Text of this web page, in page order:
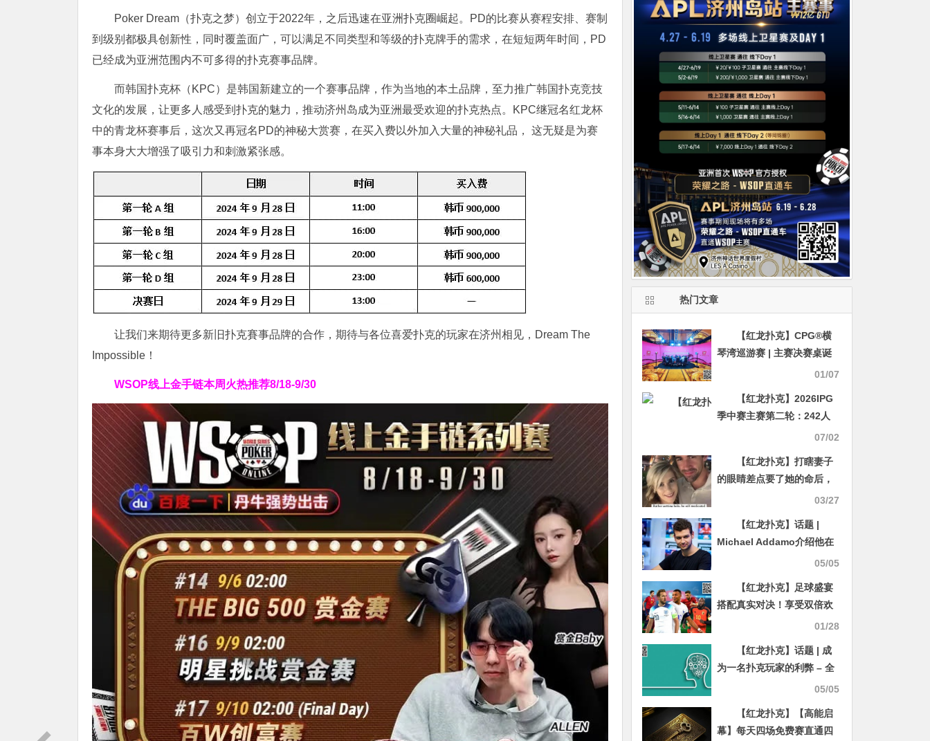
Poker Dream（扑克之梦）创立于2022年，之后迅速在亚洲扑克圈崛起。PD的比赛从赛程安排、赛制
到级别都极具创新性，同时覆盖面广，可以满足不同类型和等级的扑克牌手的需求，在短短两年时间，PD
已经成为亚洲范围内不可多得的扑克赛事品牌。
而韩国扑克杯（KPC）是韩国新建立的一个赛事品牌，作为当地的本土品牌，至力推广韩国扑克竞技
文化的发展，让更多人感受到扑克的魅力，推动济州岛成为亚洲最受欢迎的扑克热点。KPC继冠名红龙杯
中的青龙杯赛事后，这次又再冠名PD的神秘大赏赛，在买入费以外加入大量的神秘礼品， 这无疑是为赛
事本身大大增强了吸引力和刺激紧张感。
让我们来期待更多新旧扑克賽事品牌的合作，期待与各位喜爱扑克的玩家在济州相见，Dream The
Impossible！
WSOP线上金手链本周火热推荐8/18-9/30
热门文章
【红龙扑克】CPG®横
琴湾巡游赛 | 主赛决赛桌诞
生，曾林荔1050万记分牌领
01/07
【红龙扑克】2026IPG
季中赛主赛第二轮：242人
激战，104人进围圈，周苏
07/02
【红龙扑克】打瞎妻子
的眼睛差点要了她的命后，
他去赢了一条WSOP金手链
03/27
【红龙扑克】话题 |
Michael Addamo介绍他在
05/05
【红龙扑克】足球盛宴
搭配真实对决！享受双倍欢
愉时光！行业首创视频桌，
01/28
【红龙扑克】话题 | 成
为一名扑克玩家的利弊 – 全
05/05
【红龙扑克】【高能启
幕】每天四场免费赛直通四